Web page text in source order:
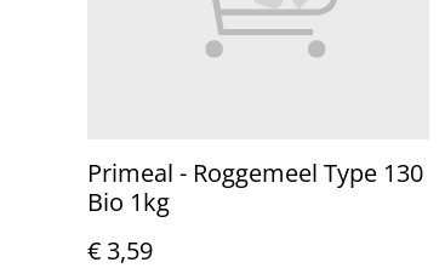
Primeal - Roggemeel Type 130
Bio 1kg
€ 3,59